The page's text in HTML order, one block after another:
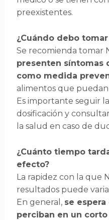
preexistentes.
¿Cuándo debo
Se recomienda tomar
presenten síntomas
como medida
alimentos que
Es importante seguir
dosificación y
la salud en caso de
¿Cuánto tiempo
efecto?
La rapidez con la que
resultados puede
En general, se
perciban en un